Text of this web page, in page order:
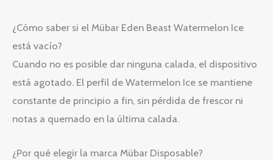
¿Cómo saber si el Mübar Eden Beast Watermelon Ice
está vacío?
Cuando no es posible dar ninguna calada, el dispositivo
está agotado. El perfil de Watermelon Ice se mantiene
constante de principio a fin, sin pérdida de frescor ni
notas a quemado en la última calada.
¿Por qué elegir la marca Mübar Disposable?